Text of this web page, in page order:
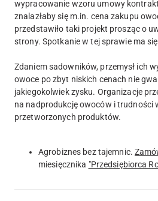
wypracowanie wzoru umowy
znalazłaby się m.in. cena zakupu
przedstawiło taki projekt prosząc o
strony. Spotkanie w tej sprawie ma
Zdaniem sadowników, przemysł ich
owoce po zbyt niskich cenach nie
jakiegokolwiek zysku. Organizacje
na nadprodukcję owoców i trudności
przetworzonych produktów.
Agrobiznes bez tajemnic.
miesięcznika "Przedsiębiorca